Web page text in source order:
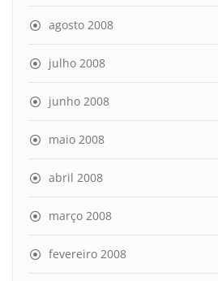
agosto 2008
julho 2008
junho 2008
maio 2008
abril 2008
março 2008
fevereiro 2008